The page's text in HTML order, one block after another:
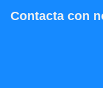
Contacta con